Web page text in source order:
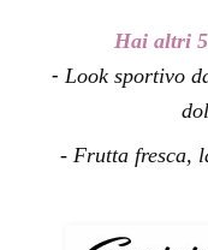
Hai altri
- Look sportivo
- Frutta fresca,